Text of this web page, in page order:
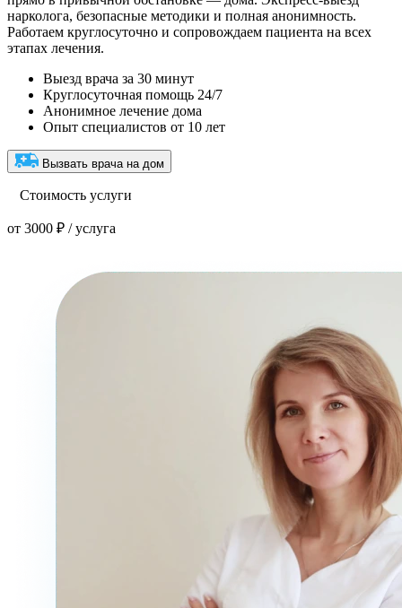
нарколога, безопасные методики и полная анонимность.
Работаем круглосуточно и сопровождаем пациента на всех
этапах лечения.
Выезд врача за 30 минут
Круглосуточная помощь 24/7
Анонимное лечение дома
Опыт специалистов от 10 лет
Вызвать врача на дом
Стоимость услуги
от 3000 ₽ / услуга